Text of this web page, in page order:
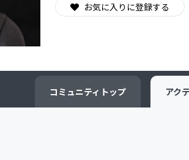
音楽
ット
ソーシャルグッド
お気に入りに登録する
コミュニティ トップ アク